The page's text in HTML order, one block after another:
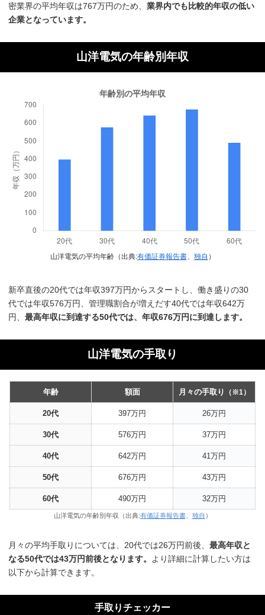
密業界の平均年収は767万円のため、業界内でも比較的年収の低い
企業となっています。
山洋電気の年齢別年収
山洋電気の平均年齢（出典:有価証券報告書、 独自 ）
新卒直後の20代では年収397万円からスタートし、働き盛りの30
代では年収576万円、管理職割合が増えだす40代では年収642万
円、最高年収に到達する50代では、年収676万円に到達します。
山洋電気の手取り
年齢 額面 月々の手取り （※1）
20代 397万円 26万円
30代 576万円 37万円
40代 642万円 41万円
50代 676万円 43万円
60代 490万円 32万円
山洋電気の年齢別年収（出典:有価証券報告書、 独自 ）
月々の平均手取りについては、20代では26万円前後、最高年収と
なる50代では43万円前後となります。
より詳細に計算したい方は
以下から計算できます。
手取りチェッカー